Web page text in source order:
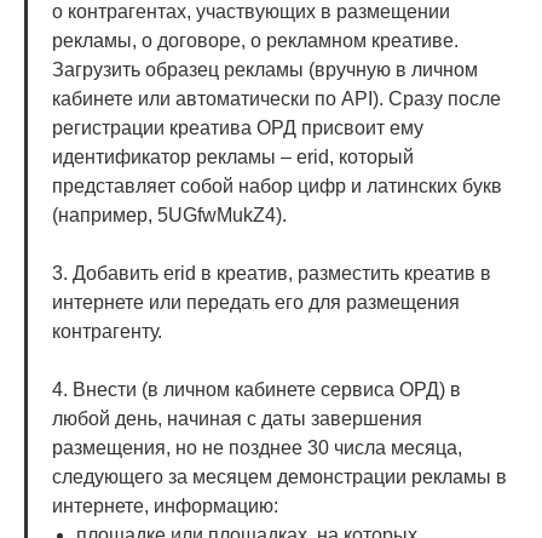
о контрагентах, участвующих в размещении
рекламы, о договоре, о рекламном креативе.
Загрузить образец рекламы (вручную в личном
кабинете или автоматически по API). Сразу после
регистрации креатива ОРД присвоит ему
идентификатор рекламы – erid, который
представляет собой набор цифр и латинских букв
(например, 5UGfwMukZ4).
3. Добавить erid в креатив, разместить креатив в
интернете или передать его для размещения
контрагенту.
4. Внести (в личном кабинете сервиса ОРД) в
любой день, начиная с даты завершения
размещения, но не позднее 30 числа месяца,
следующего за месяцем демонстрации рекламы в
интернете, информацию: